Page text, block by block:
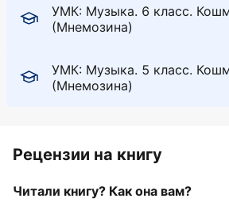
УМК: Музыка. 6 класс.
(Мнемозина)
УМК: Музыка. 5 класс.
(Мнемозина)
Рецензии на книгу
Читали книгу? Как она вам?